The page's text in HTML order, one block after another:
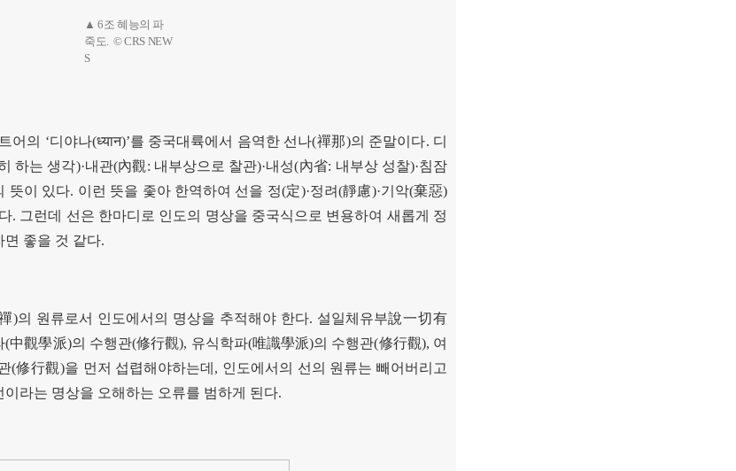
▲ 6조 혜능의 파
죽도. © CRS NEW
S
어의 ‘디야나(ध्यान)’를 중국대륙에서 음역한 선나(禪那)의 준말이다. 디
하는 생각)·내관(內觀: 내부상으로 찰관)·내성(內省: 내부상 성찰)·침잠
뜻이 있다. 이런 뜻을 좇아 한역하여 선을 정(定)·정려(靜慮)·기악(棄惡)
. 그런데 선은 한마디로 인도의 명상을 중국식으로 변용하여 새롭게 정
면 좋을 것 같다.
)의 원류로서 인도에서의 명상을 추적해야 한다. 설일체유부說一切有
(中觀學派)의 수행관(修行觀), 유식학파(唯識學派)의 수행관(修行觀), 여
(修行觀)을 먼저 섭렵해야하는데 , 인도에서의 선의 원류는 빼어버리고
라는 명상을 오해하는 오류를 범하게 된다.